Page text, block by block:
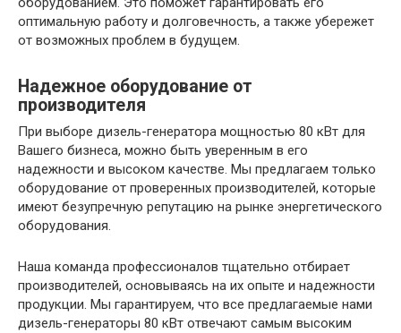
оптимальную работу и долговечность, а также убережет
от возможных проблем в будущем.
Надежное оборудование от
производителя
При выборе дизель-генератора мощностью 80 кВт для
Вашего бизнеса, можно быть уверенным в его
надежности и высоком качестве. Мы предлагаем только
оборудование от проверенных производителей, которые
имеют безупречную репутацию на рынке энергетического
оборудования.
Наша команда профессионалов тщательно отбирает
производителей, основываясь на их опыте и надежности
продукции. Мы гарантируем, что все предлагаемые нами
дизель-генераторы 80 кВт отвечают самым высоким